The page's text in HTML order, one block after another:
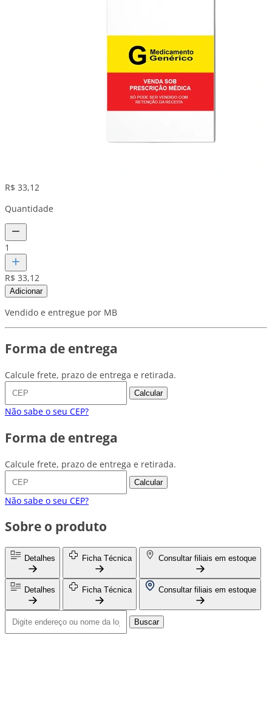
R$ 33,12
Quantidade
1
R$ 33,12
Adicionar
Vendido e entregue por MB
Forma de entrega
Calcule frete, prazo de entrega e retirada.
Calcular
Não sabe o seu CEP?
Forma de entrega
Calcule frete, prazo de entrega e retirada.
Calcular
Não sabe o seu CEP?
Sobre o produto
Detalhes Ficha Técnica Consultar filiais em estoque
Detalhes Ficha Técnica Consultar filiais em estoque
Buscar